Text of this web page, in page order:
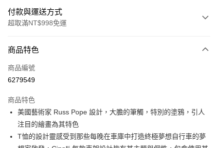
付款與運送方式
超取滿NT$998免運
信用卡一次付款
超商取貨付款
Apple Pay
街口支付
悠遊付
商品特色
商品編號
6279549
商品特色
美國藝術家 Russ Pope 設計，大膽的筆觸，特別的塗鴉，引人
注目的繪畫為其特色
T恤的設計靈感受到那些每晚在車庫中打造終極夢想自行車的夢